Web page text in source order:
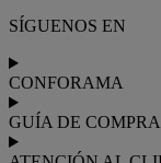
SÍGUENOS EN
CONFORAMA
GUÍA DE COMPRA